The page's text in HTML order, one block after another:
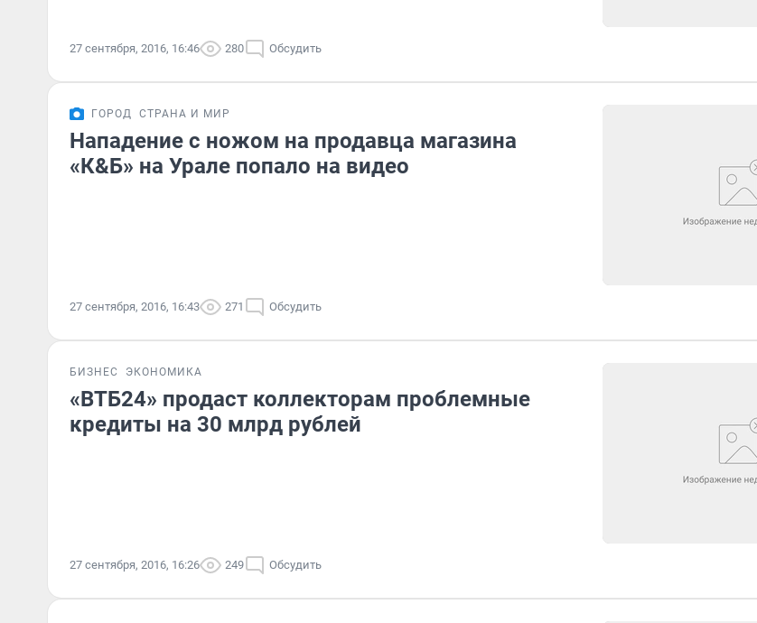
27 сентября, 2016, 16:46 280 Обсудить
ГОРОД СТРАНА И МИР
Нападение с ножом на продавца магазина
«К&Б» на Урале попало на видео
27 сентября, 2016, 16:43 271 Обсудить
БИЗНЕС ЭКОНОМИКА
«ВТБ24» продаст коллекторам проблемные
кредиты на 30 млрд рублей
27 сентября, 2016, 16:26 249 Обсудить